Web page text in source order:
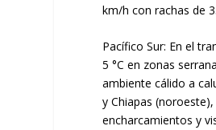
km/h con rachas de
Pacífico Sur: En el
5 °C en zonas
ambiente cálido a
y Chiapas
encharcamientos y